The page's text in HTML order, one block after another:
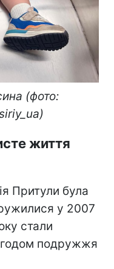
(фото:
життя
Притули була
у 2007
стали
подружжя